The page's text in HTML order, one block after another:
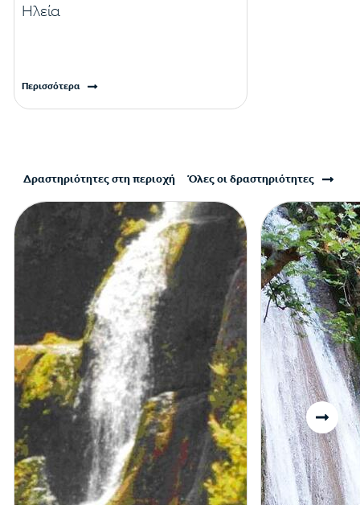
Ηλεία
Περισσότερα
Δραστηριότητες στη περιοχή Όλες οι δραστηριότητες